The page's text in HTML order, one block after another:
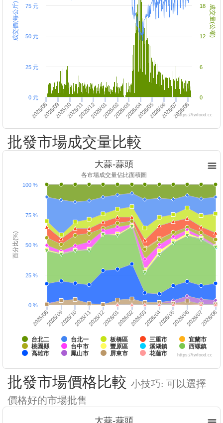
成交價(每公斤) 成交量(公噸)
2025/082025/092025/102025/112025/122026/012026/022026/032026/042026/052026/062026/072026/08
0 元
25 元
50 元
75 元
0
6
12
18
https://twfood.cc
批發市場成交量比較
百分比(%)
大蒜-蒜頭
各市場成交量佔比面積圖
台北二 台北一 板橋區 三重市
宜蘭市
桃園縣
台中市 豐原區 溪湖鎮
西螺鎮
高雄市
鳳山市 屏東市 花蓮市
2025/082025/092025/102025/112025/122026/012026/022026/032026/042026/052026/062026/072026/08
0 %
25 %
50 %
75 %
100 %
https://twfood.cc
批發市場價格比較 小技巧: 可以選擇
價格好的市場批售
大蒜-蒜頭